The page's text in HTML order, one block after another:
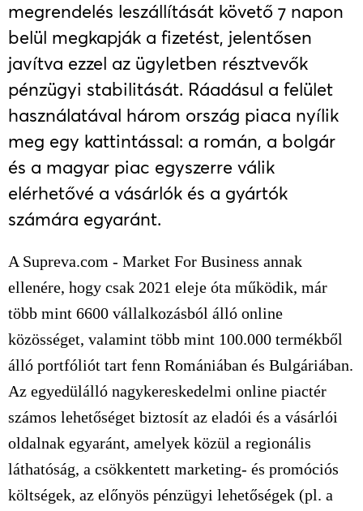
megrendelés leszállítását követő 7 napon
belül megkapják a fizetést, jelentősen
javítva ezzel az ügyletben résztvevők
pénzügyi stabilitását. Ráadásul a felület
használatával három ország piaca nyílik
meg egy kattintással: a román, a bolgár
és a magyar piac egyszerre válik
elérhetővé a vásárlók és a gyártók
számára egyaránt.
A Supreva.com - Market For Business annak
ellenére, hogy csak 2021 eleje óta működik, már
több mint 6600 vállalkozásból álló online
közösséget, valamint több mint 100.000 termékből
álló portfóliót tart fenn Romániában és Bulgáriában.
Az egyedülálló nagykereskedelmi online piactér
számos lehetőséget biztosít az eladói és a vásárlói
oldalnak egyaránt, amelyek közül a regionális
láthatóság, a csökkentett marketing- és promóciós
költségek, az előnyös pénzügyi lehetőségek (pl. a